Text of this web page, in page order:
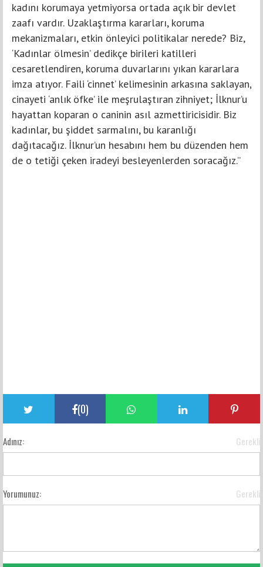
kadını korumaya yetmiyorsa ortada açık bir devlet
zaafı vardır. Uzaklaştırma kararları, koruma
mekanizmaları, etkin önleyici politikalar nerede? Biz,
‘Kadınlar ölmesin’ dedikçe birileri katilleri
cesaretlendiren, koruma duvarlarını yıkan kararlara
imza atıyor. Faili ‘cinnet’ kelimesinin arkasına saklayan,
cinayeti ‘anlık öfke’ ile meşrulaştıran zihniyet; İlknur’u
hayattan koparan o caninin asıl azmettiricisidir. Biz
kadınlar, bu şiddet sarmalını, bu karanlığı
dağıtacağız. İlknur’un hesabını hem bu düzenden hem
de o tetiği çeken iradeyi besleyenlerden soracağız.”
(0)
Adınız: Gerekli
Yorumunuz: Gerekli